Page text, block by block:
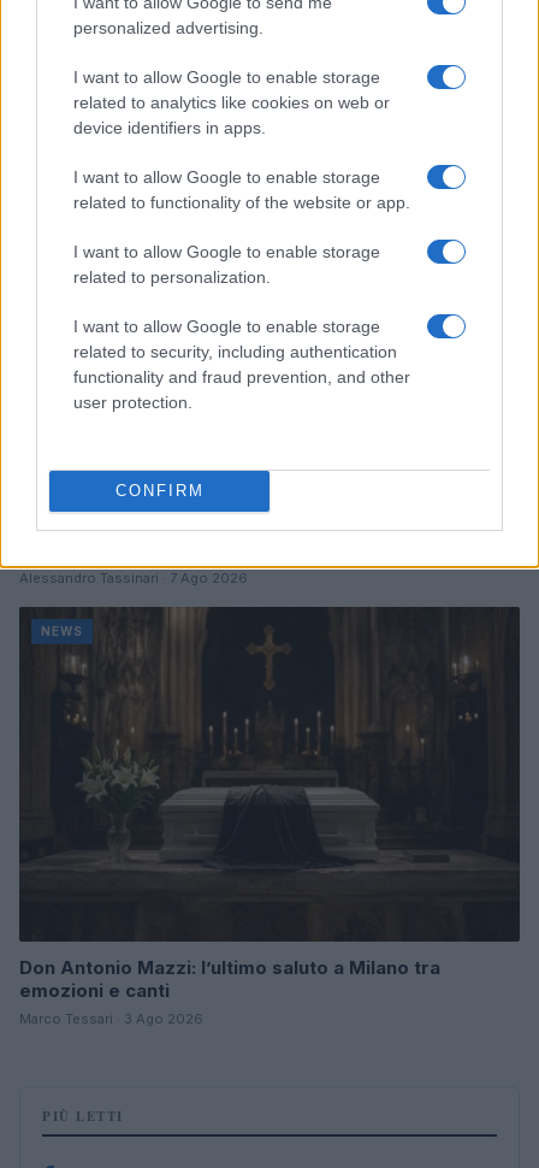
personalized advertising.
I want to allow Google to enable storage
related to analytics like cookies on web or
device identifiers in apps.
I want to allow Google to enable storage
related to functionality of the website or app.
I want to allow Google to enable storage
related to personalization.
I want to allow Google to enable storage
related to security, including authentication
functionality and fraud prevention, and other
user protection.
CONFIRM
Come scegliere le scarpe da running donna: comfort
e performance
Marco Tessari · 8 Ago 2026
Arrestati cinque agenti della polizia locale di Milano: le
Alessandro Tassinari · 7 Ago 2026
NEWS
Don Antonio Mazzi: l’ultimo saluto a Milano tra
emozioni e canti
Marco Tessari · 3 Ago 2026
PIÙ LETTI